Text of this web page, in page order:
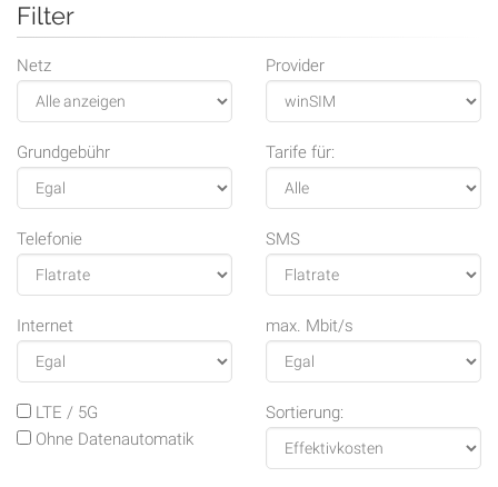
Filter
Netz Provider
Grundgebühr Tarife für:
Telefonie SMS
Internet max. Mbit/s
LTE / 5G
Ohne Daten­auto­matik
Sortierung: